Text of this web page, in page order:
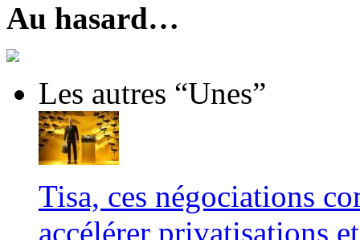
Au hasard…
Les autres “Unes”
Tisa, ces négociations
accélérer privatisations